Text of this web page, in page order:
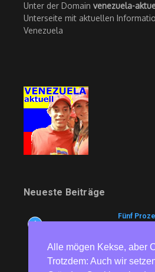
Unter der Domain venezuela-
Unterseite mit aktuellen
Venezuela
Neueste Beiträge
1
Fünf
6. August
Alle mögen Kekse, aber
Trotzdem: Auch wir